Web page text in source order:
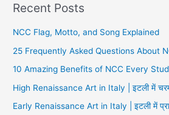
Recent Posts
NCC Flag, Motto, and Song Explained
25 Frequently Asked Questions About
10 Amazing Benefits of NCC Every
High Renaissance Art in Italy | इटली में चरम
Early Renaissance Art in Italy | इटली में